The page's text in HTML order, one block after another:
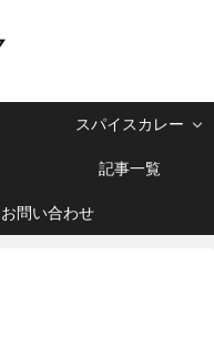
スパイスカレー
記事一覧
お問い合わせ